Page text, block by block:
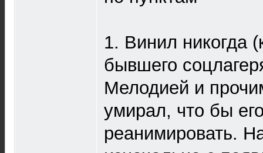
1. Винил никогда
бывшего
Мелодией и
умирал, что бы
реанимировать.